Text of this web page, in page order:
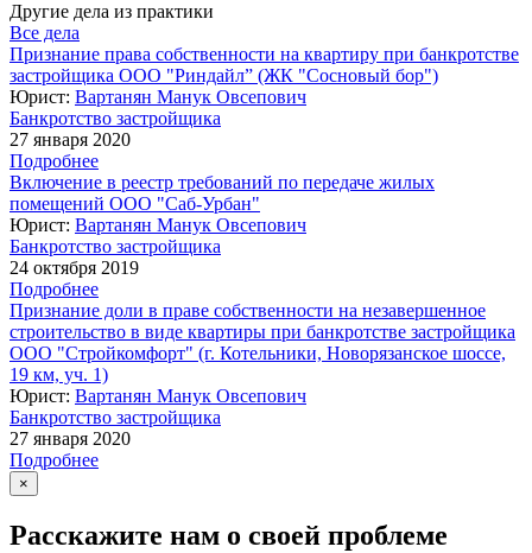
Другие дела из практики
Все дела
Признание права собственности на квартиру при банкротстве
застройщика ООО "Риндайл” (ЖК "Сосновый бор")
Юрист: Вартанян Манук Овсепович
Банкротство застройщика
27 января 2020
Подробнее
Включение в реестр требований по передаче жилых
помещений ООО "Саб-Урбан"
Юрист: Вартанян Манук Овсепович
Банкротство застройщика
24 октября 2019
Подробнее
Признание доли в праве собственности на незавершенное
строительство в виде квартиры при банкротстве застройщика
ООО "Стройкомфорт" (г. Котельники, Новорязанское шоссе,
19 км, уч. 1)
Юрист: Вартанян Манук Овсепович
Банкротство застройщика
27 января 2020
Подробнее
×
Расскажите нам о своей проблеме